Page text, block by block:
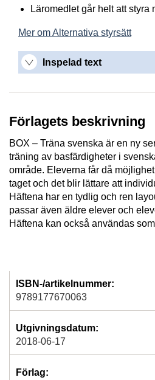
Läromedlet går helt att styra
Mer om Alternativa styrsätt
Inspelad text
Förlagets beskrivning
BOX – Träna svenska är en ny
träning av basfärdigheter i
område. Eleverna får då
taget och det blir lättare att
Häftena har en tydlig och ren
passar även äldre elever och
Häftena kan också användas
ISBN-/artikelnummer:
9789177670063
Utgivningsdatum:
2018-06-17
Förlag: